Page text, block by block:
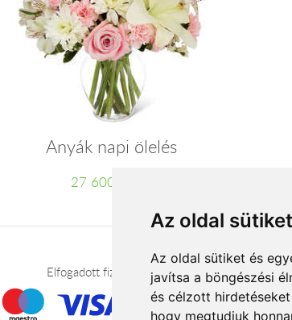
Az oldal
Az oldal sütiket és
javítsa a böngészési
és célzott
hogy megtudjuk
Anyák napi ölelés
27 600 Ft-tól
Elfogadott fizetési módok